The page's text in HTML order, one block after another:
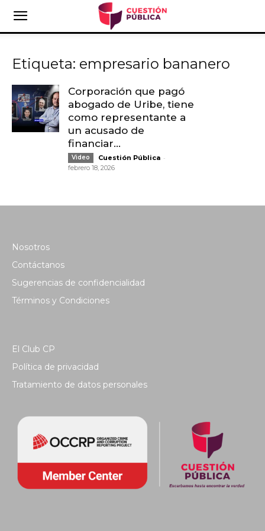
Etiqueta: empresario bananero
Corporación que pagó
abogado de Uribe, tiene
como representante a
un acusado de
financiar...
Video Cuestión Pública -
febrero 18, 2026
Nosotros
Contáctanos
Sugerencias de confidencialidad
Términos y Condiciones
El Club CP
Política de privacidad
Tratamiento de datos personales